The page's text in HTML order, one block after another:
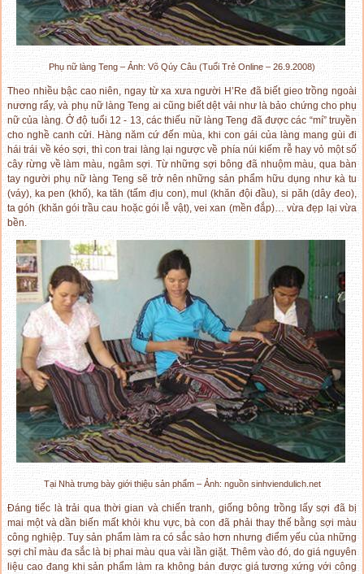
Phụ nữ làng Teng – Ảnh: Võ Qúy Câu (Tuổi Trẻ Online – 26.9.2008)
Theo nhiều bậc cao niên, ngay từ xa xưa người H’Re đã biết gieo trồng ngoài
nương rẩy, và phụ nữ làng Teng ai cũng biết dệt vải như là bảo chứng cho phụ
nữ của làng. Ở độ tuổi 12 - 13, các thiếu nữ làng Teng đã được các “mí” truyền
cho nghề canh cửi. Hàng năm cứ đến mùa, khi con gái của làng mang gùi đi
hái trái về kéo sợi, thì con trai làng lại ngược về phía núi kiếm rễ hay vỏ một số
cây rừng về làm màu, ngâm sợi. Từ những sợi bông đã nhuộm màu, qua bàn
tay người phụ nữ làng Teng sẽ trở nên những sản phẩm hữu dụng như kà tu
(váy), ka pen (khố), ka tăh (tấm địu con), mul (khăn đội đầu), si păh (dây đeo),
ta góh (khăn gói trầu cau hoặc gói lễ vật), vei xan (mền đắp)… vừa đẹp lại vừa
bền.
Tại Nhà trưng bày giới thiệu sản phẩm – Ảnh: nguồn sinhviendulich.net
Đáng tiếc là trải qua thời gian và chiến tranh, giống bông trồng lấy sợi đã bị
mai một và dần biến mất khỏi khu vực, bà con đã phải thay thế bằng sợi màu
công nghiệp. Tuy sản phẩm làm ra có sắc sảo hơn nhưng điểm yếu của những
sợi chỉ màu đa sắc là bị phai màu qua vài lần giặt. Thêm vào đó, do giá nguyên
liệu cao đang khi sản phẩm làm ra không bán được giá tương xứng với công